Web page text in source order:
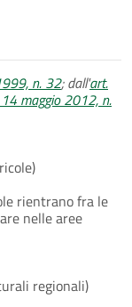
n. 32; dall'art.
maggio 2012, n.
rientrano fra le
nelle aree
regionali)